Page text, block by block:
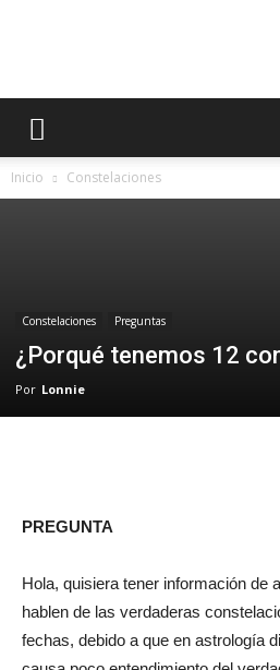
MX
Inicio Constelaciones
Constelaciones Preguntas
¿Porqué tenemos 12
Por Lonnie
PREGUNTA
Hola, quisiera tener información de
hablen de las verdaderas
fechas, debido a que en astrología